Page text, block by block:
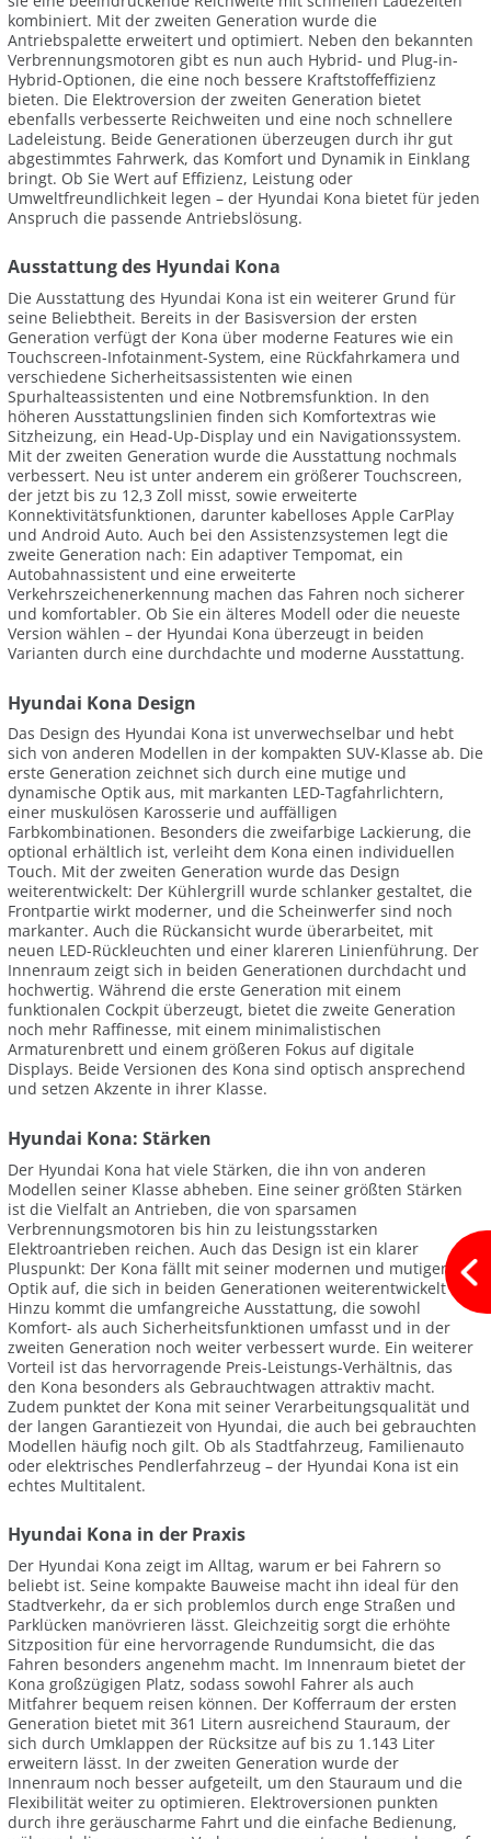
kombiniert. Mit der zweiten Generation wurde die
Antriebspalette erweitert und optimiert. Neben den bekannten
Verbrennungsmotoren gibt es nun auch Hybrid- und Plug-in-
Hybrid-Optionen, die eine noch bessere Kraftstoffeffizienz
bieten. Die Elektroversion der zweiten Generation bietet
ebenfalls verbesserte Reichweiten und eine noch schnellere
Ladeleistung. Beide Generationen überzeugen durch ihr gut
abgestimmtes Fahrwerk, das Komfort und Dynamik in Einklang
bringt. Ob Sie Wert auf Effizienz, Leistung oder
Umweltfreundlichkeit legen – der Hyundai Kona bietet für jeden
Anspruch die passende Antriebslösung.
Ausstattung des Hyundai Kona
Die Ausstattung des Hyundai Kona ist ein weiterer Grund für
seine Beliebtheit. Bereits in der Basisversion der ersten
Generation verfügt der Kona über moderne Features wie ein
Touchscreen-Infotainment-System, eine Rückfahrkamera und
verschiedene Sicherheitsassistenten wie einen
Spurhalteassistenten und eine Notbremsfunktion. In den
höheren Ausstattungslinien finden sich Komfortextras wie
Sitzheizung, ein Head-Up-Display und ein Navigationssystem.
Mit der zweiten Generation wurde die Ausstattung nochmals
verbessert. Neu ist unter anderem ein größerer Touchscreen,
der jetzt bis zu 12,3 Zoll misst, sowie erweiterte
Konnektivitätsfunktionen, darunter kabelloses Apple CarPlay
und Android Auto. Auch bei den Assistenzsystemen legt die
zweite Generation nach: Ein adaptiver Tempomat, ein
Autobahnassistent und eine erweiterte
Verkehrszeichenerkennung machen das Fahren noch sicherer
und komfortabler. Ob Sie ein älteres Modell oder die neueste
Version wählen – der Hyundai Kona überzeugt in beiden
Varianten durch eine durchdachte und moderne Ausstattung.
Hyundai Kona Design
Das Design des Hyundai Kona ist unverwechselbar und hebt
sich von anderen Modellen in der kompakten SUV-Klasse ab. Die
erste Generation zeichnet sich durch eine mutige und
dynamische Optik aus, mit markanten LED-Tagfahrlichtern,
einer muskulösen Karosserie und auffälligen
Farbkombinationen. Besonders die zweifarbige Lackierung, die
optional erhältlich ist, verleiht dem Kona einen individuellen
Touch. Mit der zweiten Generation wurde das Design
weiterentwickelt: Der Kühlergrill wurde schlanker gestaltet, die
Frontpartie wirkt moderner, und die Scheinwerfer sind noch
markanter. Auch die Rückansicht wurde überarbeitet, mit
neuen LED-Rückleuchten und einer klareren Linienführung. Der
Innenraum zeigt sich in beiden Generationen durchdacht und
hochwertig. Während die erste Generation mit einem
funktionalen Cockpit überzeugt, bietet die zweite Generation
noch mehr Raffinesse, mit einem minimalistischen
Armaturenbrett und einem größeren Fokus auf digitale
Displays. Beide Versionen des Kona sind optisch ansprechend
und setzen Akzente in ihrer Klasse.
Hyundai Kona: Stärken
Der Hyundai Kona hat viele Stärken, die ihn von anderen
Modellen seiner Klasse abheben. Eine seiner größten Stärken
ist die Vielfalt an Antrieben, die von sparsamen
Verbrennungsmotoren bis hin zu leistungsstarken
Elektroantrieben reichen. Auch das Design ist ein klarer
Pluspunkt: Der Kona fällt mit seiner modernen und mutigen
Optik auf, die sich in beiden Generationen weiterentwickelt hat.
Hinzu kommt die umfangreiche Ausstattung, die sowohl
Komfort- als auch Sicherheitsfunktionen umfasst und in der
zweiten Generation noch weiter verbessert wurde. Ein weiterer
Vorteil ist das hervorragende Preis-Leistungs-Verhältnis, das
den Kona besonders als Gebrauchtwagen attraktiv macht.
Zudem punktet der Kona mit seiner Verarbeitungsqualität und
der langen Garantiezeit von Hyundai, die auch bei gebrauchten
Modellen häufig noch gilt. Ob als Stadtfahrzeug, Familienauto
oder elektrisches Pendlerfahrzeug – der Hyundai Kona ist ein
echtes Multitalent.
Hyundai Kona in der Praxis
Der Hyundai Kona zeigt im Alltag, warum er bei Fahrern so
beliebt ist. Seine kompakte Bauweise macht ihn ideal für den
Stadtverkehr, da er sich problemlos durch enge Straßen und
Parklücken manövrieren lässt. Gleichzeitig sorgt die erhöhte
Sitzposition für eine hervorragende Rundumsicht, die das
Fahren besonders angenehm macht. Im Innenraum bietet der
Kona großzügigen Platz, sodass sowohl Fahrer als auch
Mitfahrer bequem reisen können. Der Kofferraum der ersten
Generation bietet mit 361 Litern ausreichend Stauraum, der
sich durch Umklappen der Rücksitze auf bis zu 1.143 Liter
erweitern lässt. In der zweiten Generation wurde der
Innenraum noch besser aufgeteilt, um den Stauraum und die
Flexibilität weiter zu optimieren. Elektroversionen punkten
durch ihre geräuscharme Fahrt und die einfache Bedienung,